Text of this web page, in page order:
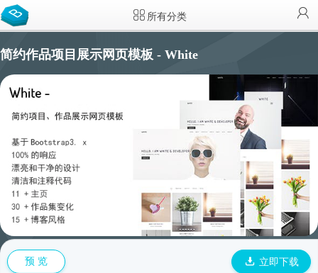
所有分类
简约作品项目展示网页模板 - White
预 览 立即下载